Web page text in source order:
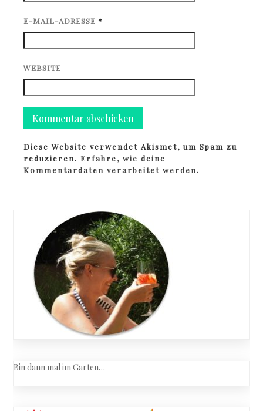
E-MAIL-ADRESSE *
WEBSITE
Diese Website verwendet Akismet, um Spam zu
reduzieren.Erfahre, wie deine
Kommentardaten verarbeitet werden.
Bin dann mal im Garten…